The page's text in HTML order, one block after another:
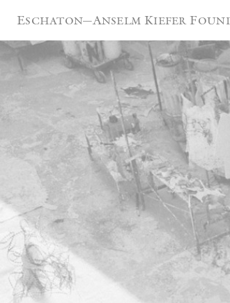
Eschaton—Anselm Kiefer